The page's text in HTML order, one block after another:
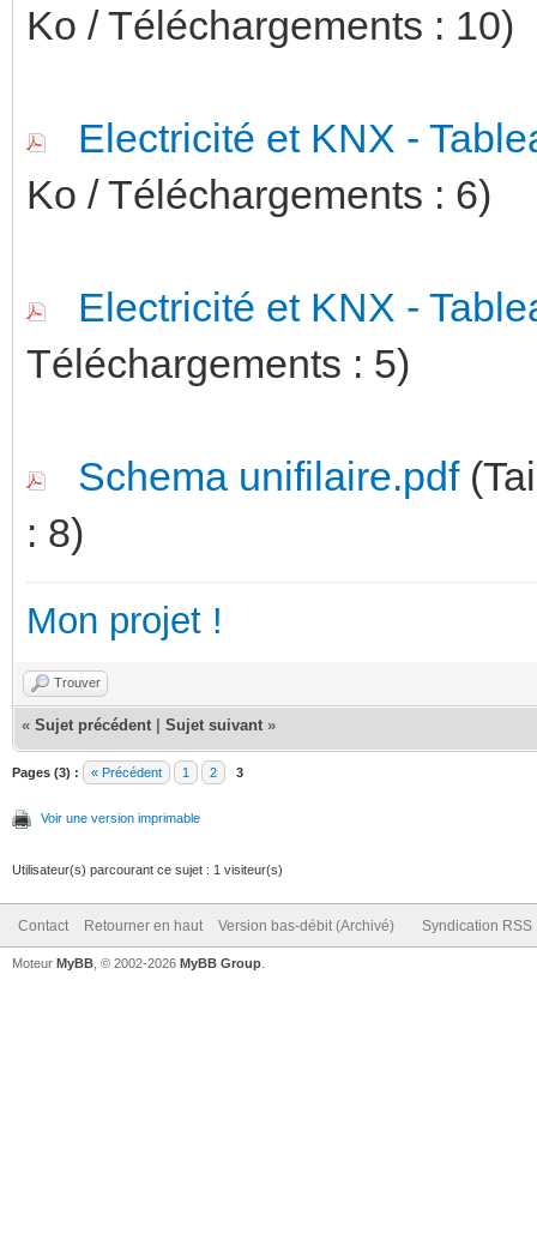
Ko / Téléchargements : 10)
Electricité et KNX -
Ko / Téléchargements : 6)
Electricité et KNX -
Téléchargements : 5)
Schema unifilaire.pdf
: 8)
Mon projet !
Trouver
« Sujet précédent Sujet suivant »
Pages (3) : « Précédent 1 2 3
Voir une version imprimable
Utilisateur(s) parcourant ce sujet : 1 visiteur(s)
Contact Retourner en haut Version bas-débit (Archivé) Syndication RSS
Moteur MyBB , © 2002-2026 MyBB Group